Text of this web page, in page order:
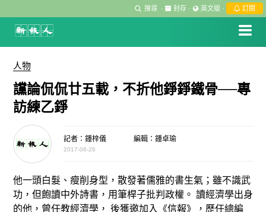
搜尋 · 封存 · 英文版 · 訂閱
人物
讜論侃侃廿五載，不折他錚錚鐵骨──專
訪練乙錚
記者：鍾梓儀 編輯：鍾卓瑜
2017-06-26
他一頭白髮、瘦削身型，散發著儒雅的書生氣；雖不識武
功，但飽讀中外詩書，用筆桿子批判政權。 讀經濟學出身
的他，曾任教經濟學， 後獲邀加入《信報》，歷任總編